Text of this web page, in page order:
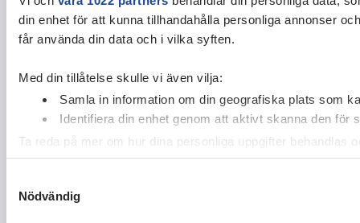
din enhet för att kunna tillhandahålla personliga annonser
får använda din data och i vilka syften.
Med din tillåtelse skulle vi även vilja:
Samla in information om din geografiska plats som
Identifiera din enhet genom att aktivt skanna den för
Ta reda på mer om hur dina personliga uppgifter behandlas
cookie-förklaringen.
Vi använder enhetsidentifierare för att anpassa innehållet
Nödvändig